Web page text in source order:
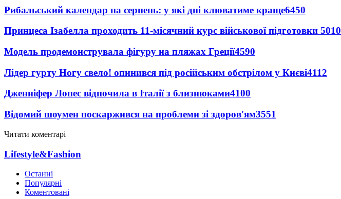
Рибальський календар на серпень: у які дні клюватиме краще6450
Принцеса Ізабелла проходить 11-місячний курс військової підготовки 5010
Модель продемонструвала фігуру на пляжах Греції4590
Лідер гурту Ногу свело! опинився під російським обстрілом у Києві4112
Дженніфер Лопес відпочила в Італії з близнюками4100
Відомий шоумен поскаржився на проблеми зі здоров'ям3551
Читати коментарі
Lifestyle&Fashion
Останні
Популярні
Коментовані